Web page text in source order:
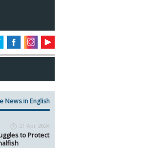
News in English
21 Apr 2024
to Protect